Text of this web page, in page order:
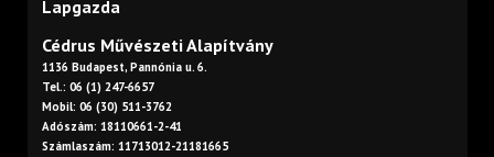
Lapgazda
Cédrus Művészeti Alapítvány
1136 Budapest, Pannónia u. 6.
Tel.: 06 (1) 247-6657
Mobil: 06 (30) 511-3762
Adószám: 18110661-2-41
Számlaszám: 11713012-21181665